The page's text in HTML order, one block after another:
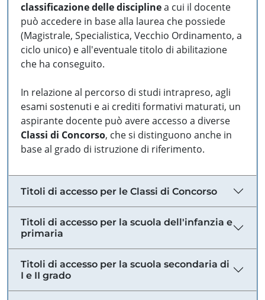
classificazione delle disciplinea cui il docente
può accedere in base alla laurea che possiede
(Magistrale, Specialistica, Vecchio Ordinamento, a
ciclo unico) e all'eventuale titolo di abilitazione
che ha conseguito.
In relazione al percorso di studi intrapreso, agli
esami sostenuti e ai crediti formativi maturati, un
aspirante docente può avere accesso a diverse
Classi di Concorso, che si distinguono anche in
base al grado di istruzione di riferimento.
Titoli di accesso per le Classi di Concorso
Titoli di accesso per la scuola dell'infanzia e
primaria
Titoli di accesso per la scuola secondaria di
I e II grado